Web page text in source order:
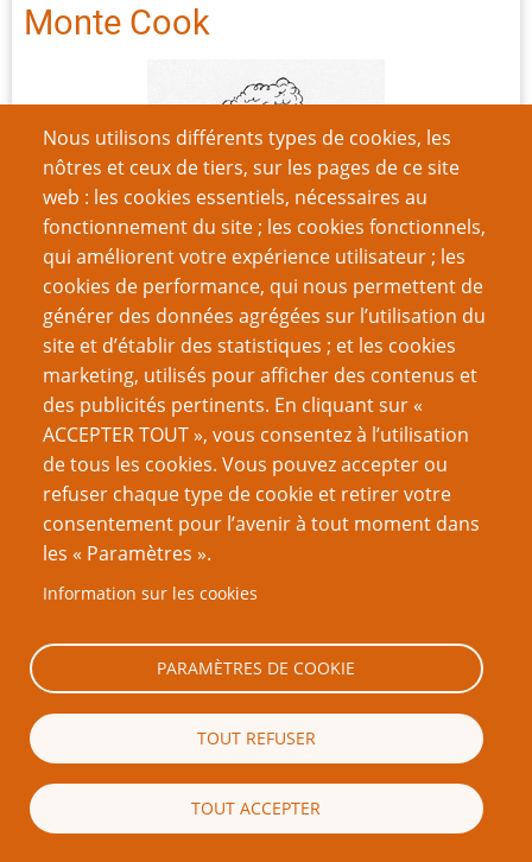
Nous utilisons différents types de cookies, les
nôtres et ceux de tiers, sur les pages de ce site
web : les cookies essentiels, nécessaires au
fonctionnement du site ; les cookies fonctionnels,
qui améliorent votre expérience utilisateur ; les
cookies de performance, qui nous permettent de
générer des données agrégées sur l’utilisation du
site et d’établir des statistiques ; et les cookies
marketing, utilisés pour afficher des contenus et
des publicités pertinents. En cliquant sur «
ACCEPTER TOUT », vous consentez à l’utilisation
de tous les cookies. Vous pouvez accepter ou
refuser chaque type de cookie et retirer votre
consentement pour l’avenir à tout moment dans
les « Paramètres ».
Information sur les cookies
PARAMÈTRES DE COOKIE
TOUT REFUSER
TOUT ACCEPTER
Monte Cook
Né en 1968, Monte Cook est connu pour avoir fait
accoucher la 3e édition deD&D ; mais il avait
auparavant été chef des gammesRolemasteret
Champions. À part jouer et mener des parties, il écrit
des romans, construit des dioramas en Lego, et lit
beaucoup de BD.
Mot de passe